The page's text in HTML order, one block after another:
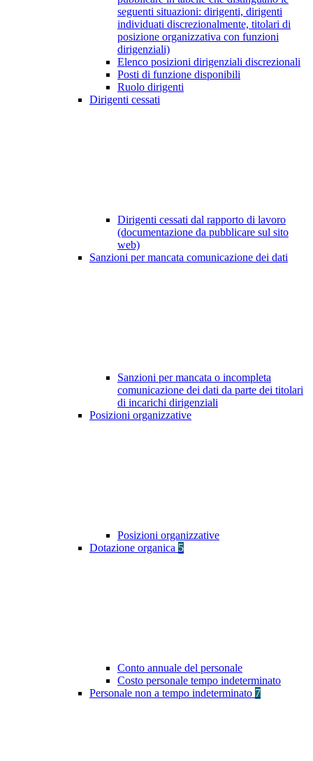
seguenti situazioni: dirigenti, dirigenti
individuati discrezionalmente, titolari di
posizione organizzativa con funzioni
dirigenziali)
Elenco posizioni dirigenziali discrezionali
Posti di funzione disponibili
Ruolo dirigenti
Dirigenti cessati
Dirigenti cessati dal rapporto di lavoro
(documentazione da pubblicare sul sito
web)
Sanzioni per mancata comunicazione dei dati
Sanzioni per mancata o incompleta
comunicazione dei dati da parte dei titolari
di incarichi dirigenziali
Posizioni organizzative
Posizioni organizzative
Dotazione organica 5
Conto annuale del personale
Costo personale tempo indeterminato
Personale non a tempo indeterminato 7